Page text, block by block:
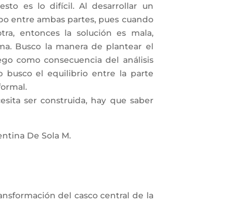
es lo difícil. Al desarrollar un
entre ambas partes, pues cuando
entonces la solución es mala,
Busco la manera de plantear el
como consecuencia del análisis
busco el equilibrio entre la parte
ser construida, hay que saber
De Sola M.
del casco central de la